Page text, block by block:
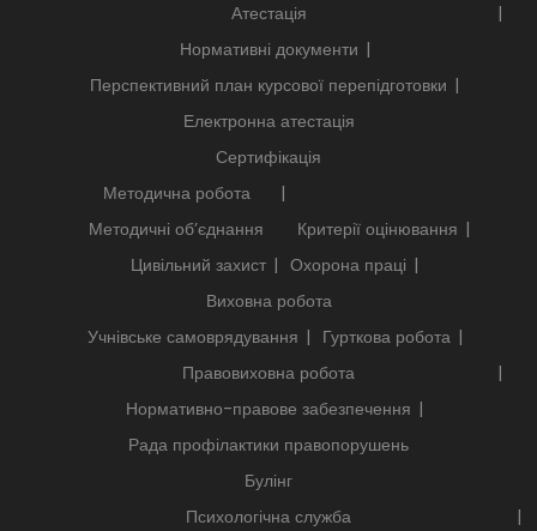
Атестація
Нормативні документи
Перспективний план курсової перепідготовки
Електронна атестація
Сертифікація
Методична робота
Методичні об’єднання
Критерії оцінювання
Цивільний захист
Охорона праці
Виховна робота
Учнівське самоврядування
Гурткова робота
Правовиховна робота
Нормативно-правове забезпечення
Рада профілактики правопорушень
Булінг
Психологічна служба